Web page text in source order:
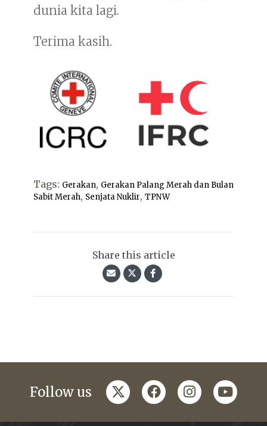
dunia kita lagi.
Terima kasih.
Tags: Gerakan, Gerakan Palang Merah dan Bulan
Sabit Merah, Senjata Nuklir, TPNW
Share this article
Follow us twitterfacebookinstagramyoutube